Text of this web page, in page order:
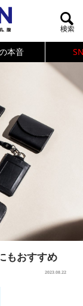
本音
もおすすめ
2023.08.22